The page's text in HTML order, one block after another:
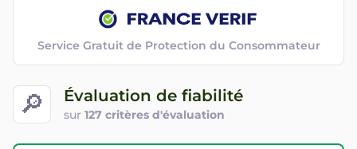
🔎 Évaluation de fiabilité
sur 127 critères d'évaluation
Service Gratuit de Protection du Consommateur